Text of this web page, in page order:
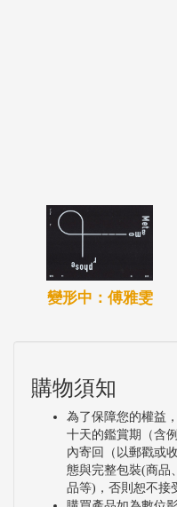
變形中：傅雅雯
購物須知
為了保障您的權益
十天的鑑賞期（含
內寄回（以郵戳或
態與完整包裝(商品
品等)，否則恕不接